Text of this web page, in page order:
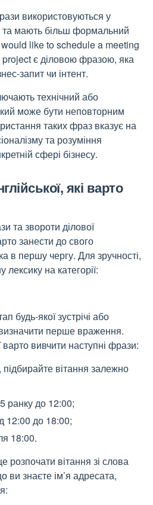
використовуються у
та мають більш формальний
like to schedule a meeting
є діловою фразою, яка
запит чи інтент.
технічний або
може бути неповторним
таких фраз вказує на
та розуміння
сфері бізнесу.
які варто
та звороти ділової
занести до свого
в першу чергу. Для зручності,
на категорії:
будь-якої зустрічі або
перше враження.
варто вивчити наступні фрази:
вітання залежно
ранку до 12:00;
12:00 до 18:00;
18:00.
розпочати вітання зі слова
знаєте ім’я адресата,